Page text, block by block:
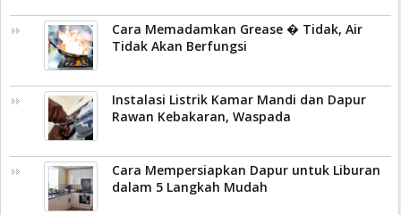
Cara Memadamkan Grease � Tidak, Air
Tidak Akan Berfungsi
Instalasi Listrik Kamar Mandi dan Dapur
Rawan Kebakaran, Waspada
Cara Mempersiapkan Dapur untuk Liburan
dalam 5 Langkah Mudah